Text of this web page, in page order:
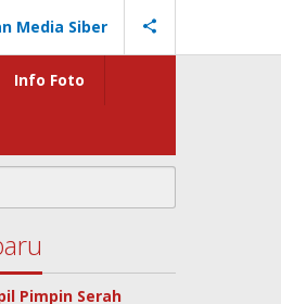
Media Siber
Info Foto
Pimpin Serah